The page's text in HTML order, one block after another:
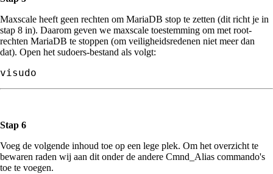
Maxscale heeft geen rechten om MariaDB stop te zetten (dit richt je in
stap 8 in). Daarom geven we maxscale toestemming om met root-
rechten MariaDB te stoppen (om veiligheidsredenen niet meer dan
dat). Open het sudoers-bestand als volgt:
visudo
Stap 6
Voeg de volgende inhoud toe op een lege plek. Om het overzicht te
bewaren raden wij aan dit onder de andere Cmnd_Alias commando's
toe te voegen.